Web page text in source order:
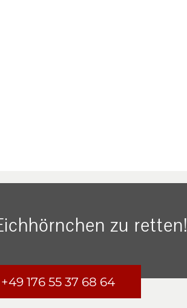
zu retten!
+49 176 55 37 68 64